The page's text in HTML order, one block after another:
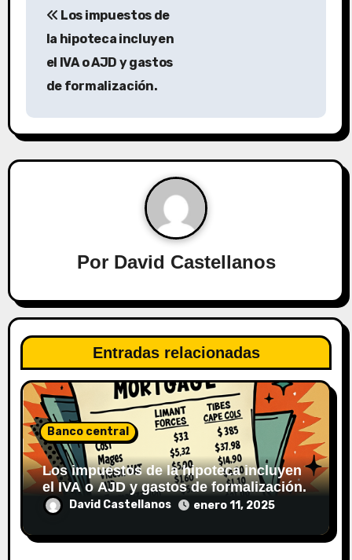
g
a
d
e
e
n
t
r
d
Los impuestos de
la hipoteca incluyen
el IVA o AJD y gastos
de formalización.
Por David Castellanos
Entradas relacionadas
Banco central
Los impuestos de la hipoteca incluyen
el IVA o AJD y gastos de formalización.
David Castellanos enero 11, 2025